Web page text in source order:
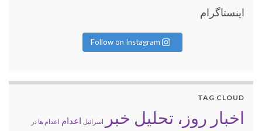
اینستاگرام
Follow on Instagram
TAG CLOUD
اخبار روز، تحلیل خبر اسرائیل اعدام اعدام ها در